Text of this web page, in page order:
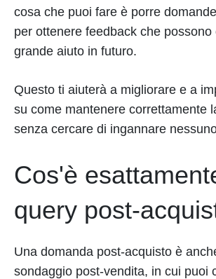
cosa che puoi fare è porre
per ottenere feedback che possono
grande aiuto in futuro.
Questo ti aiuterà a migliorare e a
su come mantenere correttamente
senza cercare di ingannare
Cos'è
query post-
Una domanda post-acquisto è
sondaggio post-vendita, in cui puoi